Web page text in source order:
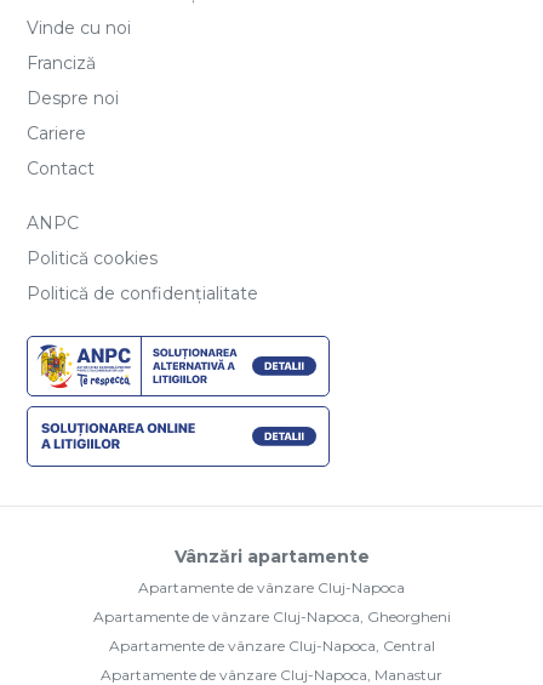
Vinde cu noi
Franciză
Despre noi
Cariere
Contact
ANPC
Politică cookies
Politică de confidențialitate
Vânzări apartamente
Apartamente de vânzare Cluj-Napoca
Apartamente de vânzare Cluj-Napoca, Gheorgheni
Apartamente de vânzare Cluj-Napoca, Central
Apartamente de vânzare Cluj-Napoca, Manastur